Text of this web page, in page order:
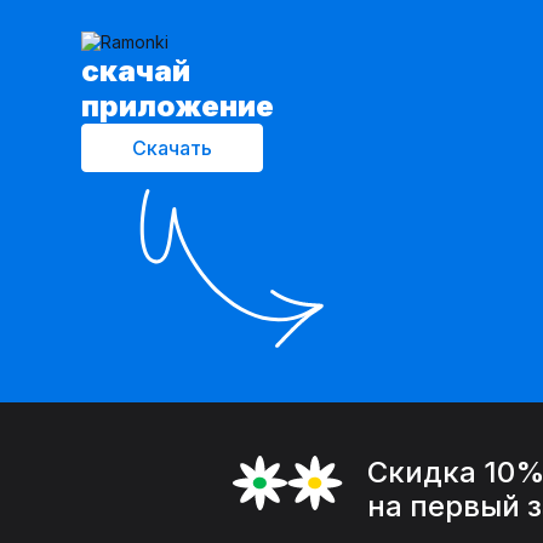
cкачай
приложение
Скачать
Скидка 10%
на первый